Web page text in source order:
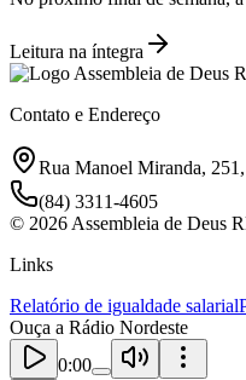
Leitura na íntegra
Contato e Endereço
Rua Manoel Miranda,
(84) 3311-4605
© 2026 Assembleia de Deus
Links
Relatório de igualdade salarial
Ouça a Rádio Nordeste
0:00